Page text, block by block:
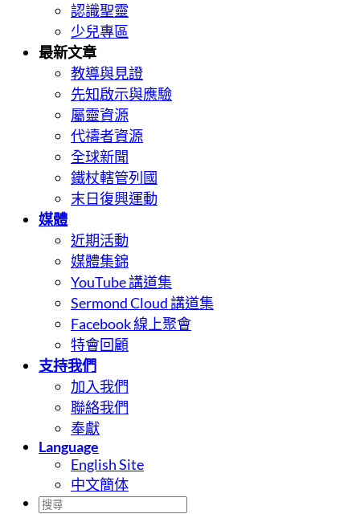
認識聖靈
少兒專區
最新文章
教導與見證
先知啟示與應驗
屬靈資源
代禱者資源
全球新聞
鐵杖轄管列國
末日復興運動
媒體
近期活動
媒體集錦
YouTube 講道集
Sermond Cloud 講道集
Facebook 線上聚會
特會回顧
支持我們
加入我們
聯絡我們
奉獻
Language
English Site
中文簡体